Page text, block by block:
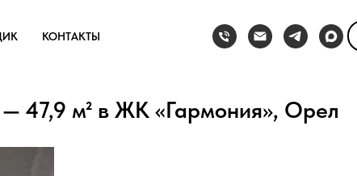
КОНТАКТЫ
47,9 м² в ЖК «Гармония», Орел